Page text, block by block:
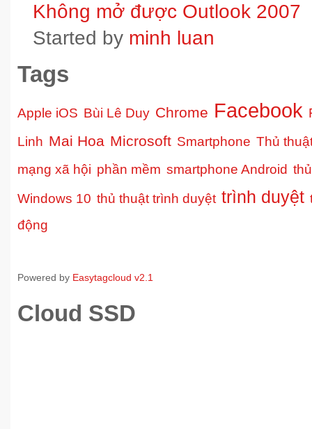
Không mở được Outlook 2007
Started by minh luan
Tags
Apple iOS Bùi Lê Duy Chrome Facebook
Linh Mai Hoa Microsoft Smartphone Thủ
mạng xã hội phần mềm smartphone Android
Windows 10 thủ thuật trình duyệt trình duyệt
động
Powered by Easytagcloud v2.1
Cloud SSD